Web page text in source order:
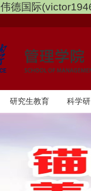
伟德国际
研究生教育 科学